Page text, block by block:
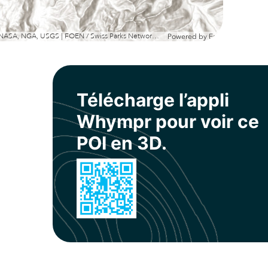
Esri, NASA, NGA, USGS | FOEN / Swiss Parks Network, swisstopo, Esri, TomTom, Garmin, METI/NASA, USGS Powered by Esri
Télécharge l’appli
Whympr pour voir ce
POI en 3D.